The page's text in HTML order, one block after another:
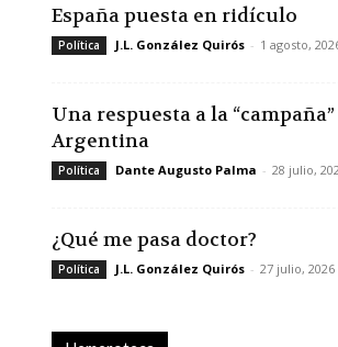
España puesta en ridículo
Política J.L. González Quirós - 1 agosto,
Una respuesta a la
Argentina
Política Dante Augusto Palma - 28 julio,
¿Qué me pasa doctor?
Política J.L. González Quirós - 27 julio, 2026